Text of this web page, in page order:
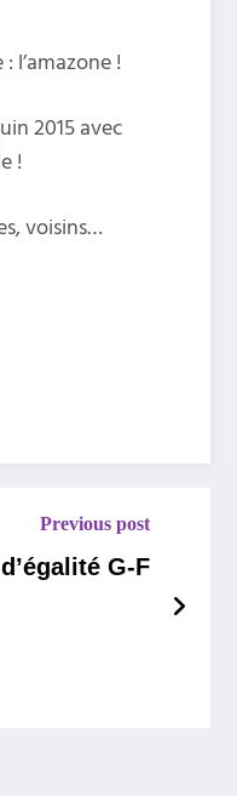
l’amazone !
2015 avec
!
voisins…
Previous post
G-F